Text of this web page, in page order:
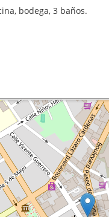
bodega, 3 baños.